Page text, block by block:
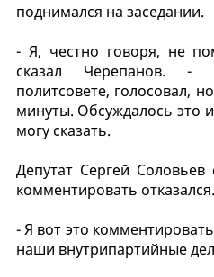
поднимался на заседании.
- Я, честно говоря, не
сказал Черепанов. -
политсовете, голосовал,
минуты. Обсуждалось это
могу сказать.
Депутат Сергей
комментировать отказался.
- Я вот это
наши внутрипартийные